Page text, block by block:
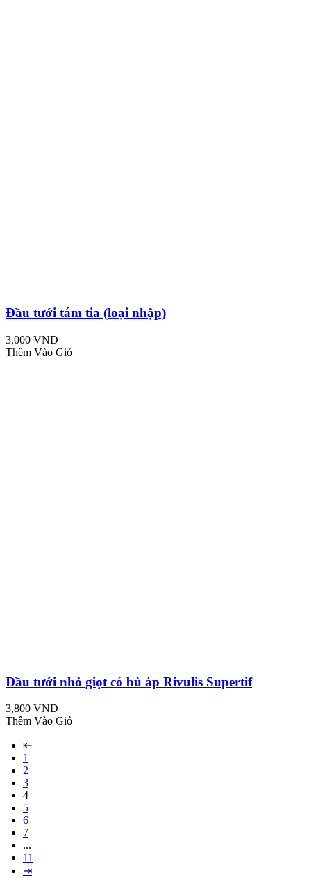
Đầu tưới tám tia (loại nhập)
3,000 VND
Thêm Vào Giỏ
Đầu tưới nhỏ giọt có bù áp Rivulis Supertif
3,800 VND
Thêm Vào Giỏ
⇤
1
2
3
4
5
6
7
...
11
⇥